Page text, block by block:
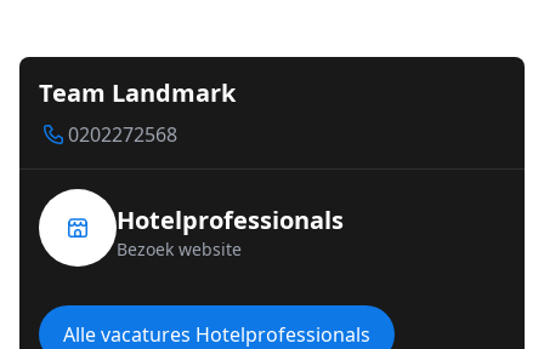
Team Landmark
0202272568
Hotelprofessionals
Bezoek website
Alle vacatures Hotelprofessionals